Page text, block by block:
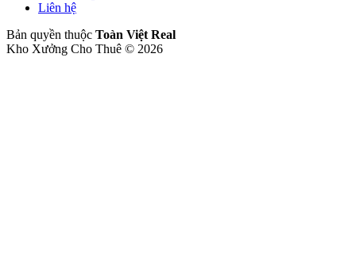
Liên hệ
Bản quyền thuộc Toàn Việt Real
Kho Xưởng Cho Thuê © 2026